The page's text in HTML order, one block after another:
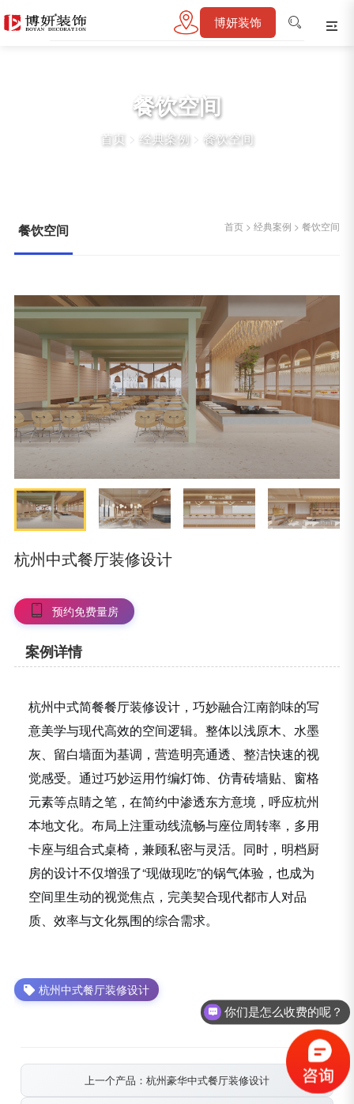
博妍装饰
餐饮空间
首页 > 经典案例> 餐饮空间
餐饮空间 首页 >经典案例 >餐饮空间
杭州中式餐厅装修设计
预约免费量房
案例详情
杭州中式简餐餐厅装修设计，巧妙融合江南韵味的写
意美学与现代高效的空间逻辑。整体以浅原木、水墨
灰、留白墙面为基调，营造明亮通透、整洁快速的视
觉感受。通过巧妙运用竹编灯饰、仿青砖墙贴、窗格
元素等点睛之笔，在简约中渗透东方意境，呼应杭州
本地文化。布局上注重动线流畅与座位周转率，多用
卡座与组合式桌椅，兼顾私密与灵活。同时，明档厨
房的设计不仅增强了“现做现吃”的锅气体验，也成为
空间里生动的视觉焦点，完美契合现代都市人对品
质、效率与文化氛围的综合需求。
杭州中式餐厅装修设计
上一个产品：杭州豪华中式餐厅装修设计
你们是怎么收费的呢？